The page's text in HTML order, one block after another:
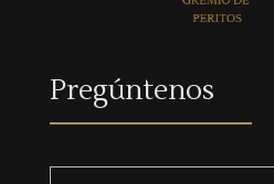
Pregúntenos